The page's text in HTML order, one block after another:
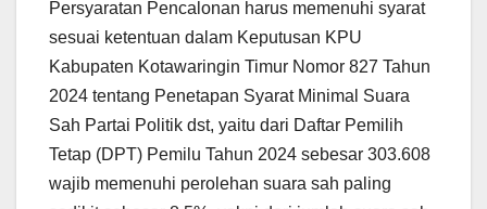
Persyaratan Pencalonan harus memenuhi syarat
sesuai ketentuan dalam Keputusan KPU
Kabupaten Kotawaringin Timur Nomor 827 Tahun
2024 tentang Penetapan Syarat Minimal Suara
Sah Partai Politik dst, yaitu dari Daftar Pemilih
Tetap (DPT) Pemilu Tahun 2024 sebesar 303.608
wajib memenuhi perolehan suara sah paling